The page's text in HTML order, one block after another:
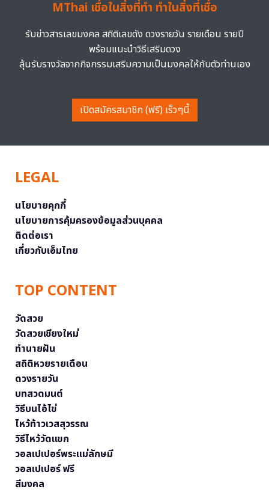
MThai เชื่อในสิ่งที่ทำ ทำในสิ่งที่เชื่อ
รับข่าวสารเลขมงคล สถิติเลขดัง ดวงรายวัน รายเดือน รายปี
พร้อมแนะนำวิธีเสริมดวง
ลุ้นรับรางวัลจากกิจกรรมเสริมความเป็นมงคลให้กับตัวท่านเอง
เปิดสมัครสมาชิก (ฟรี) เร็วๆนี้
LEGAL
นโยบายคุกกี้
นโยบายการคุ้มครองข้อมูลส่วนบุคคล
ติดต่อเรา
เกี่ยวกับเอ็มไทย
TOP CONTENT
วัดสวย
วัดสวยเชียงใหม่
ทำนายฝัน
สถิติหวยรายเดือน
ดวงรายวัน
บทสวดมนต์
วิธีบนไอ้ไข่
ไหว้ท้าวเวสสุวรรณ
วิธีไหว้วัดแขก
วอลเปเปอร์พระแม่ลักษมี
วอลเปเปอร์ ฟรี
สีมงคล